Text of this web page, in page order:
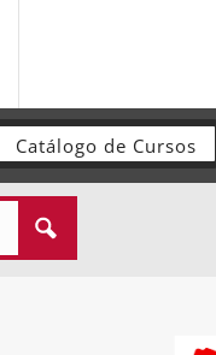
Catálogo de Cursos